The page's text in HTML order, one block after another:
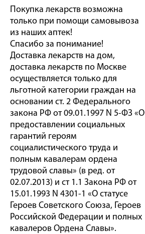
Покупка лекарств возможна
только при помощи самовывоза
из наших аптек!
Спасибо за понимание!
Доставка лекарств на дом,
доставка лекарств по Москве
осуществляется только для
льготной категории граждан на
основании ст. 2 Федерального
закона РФ от 09.01.1997 N 5-ФЗ «О
предоставлении социальных
гарантий героям
социалистического труда и
полным кавалерам ордена
трудовой славы» (в ред. от
02.07.2013) и ст 1.1 Закона РФ от
15.01.1993 N 4301-1 «О статусе
Героев Советского Союза, Героев
Российской Федерации и полных
кавалеров Ордена Славы».